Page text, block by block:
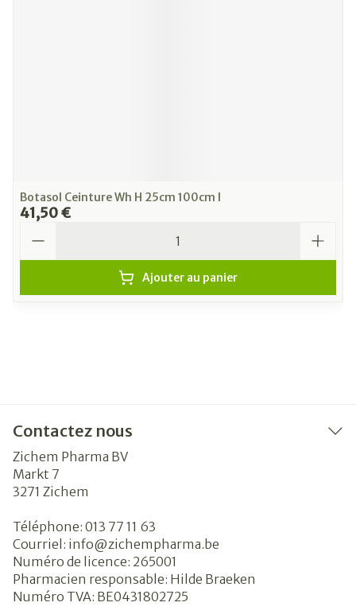
Botasol Ceinture Wh H 25cm 100cm l
41,50 €
Ajouter au panier
Contactez nous
Zichem Pharma BV
Markt 7
3271 Zichem
Téléphone: 013 77 11 63
Courriel: info@zichempharma.be
Numéro de licence: 265001
Pharmacien responsable: Hilde Braeken
Numéro TVA: BE0431802725